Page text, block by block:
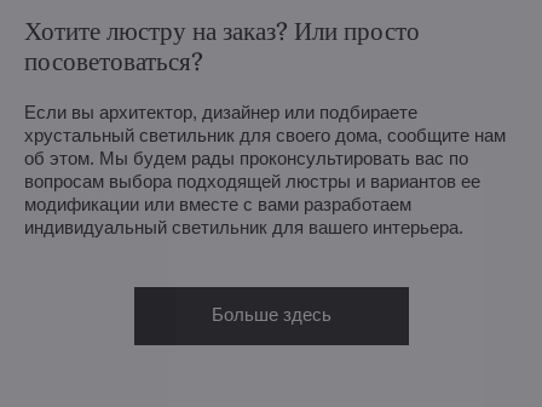
Хотите люстру на заказ? Или просто
посоветоваться?
Если вы архитектор, дизайнер или подбираете
хрустальный светильник для своего дома, сообщите нам
об этом. Мы будем рады проконсультировать вас по
вопросам выбора подходящей люстры и вариантов ее
модификации или вместе с вами разработаем
индивидуальный светильник для вашего интерьера.
Больше здесь